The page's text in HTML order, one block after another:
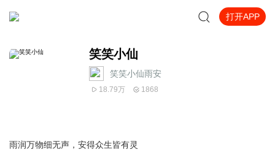
打开APP
笑笑小仙
笑笑小仙雨安
18.79万 1868
雨润万物细无声，安得众生皆有灵